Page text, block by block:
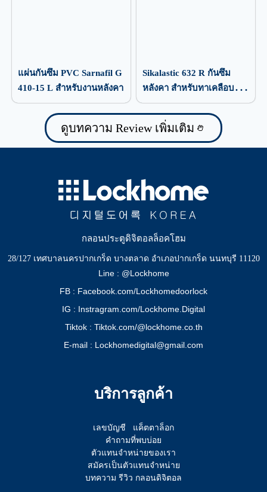
แผ่นกันซึม PVC Sarnafil G
410-15 L สำหรับงานหลังคา
Sikalastic 632 R กันซึม
หลังคา สำหรับทาเคลือบ
ป้องกันน้ำรั่วซึม
ดูบทความ Review เพิ่มเติม
กลอนประตูดิจิตอลล็อคโฮม
28/127 เทศบาลนครปากเกร็ด บางตลาด อำเภอปากเกร็ด นนทบุรี 11120
Line : @Lockhome
FB : Facebook.com/Lockhomedoorlock
IG : Instragram.com/Lockhome.Digital
Tiktok : Tiktok.com/@lockhome.co.th
E-mail : Lockhomedigital@gmail.com
บริการลูกค้า
เลขบัญชี
แค็ตตาล็อก
คำถามที่พบบ่อย
ตัวแทนจำหน่ายของเรา
สมัครเป็นตัวแทนจำหน่าย
บทความ รีวิว กลอนดิจิตอล